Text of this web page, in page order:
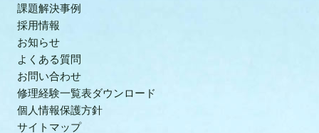
課題解決事例
採用情報
お知らせ
よくある質問
お問い合わせ
修理経験一覧表ダウンロード
個人情報保護方針
サイトマップ